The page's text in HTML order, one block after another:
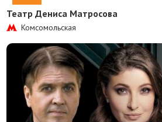
Театр Дениса Матросова
Комсомольская